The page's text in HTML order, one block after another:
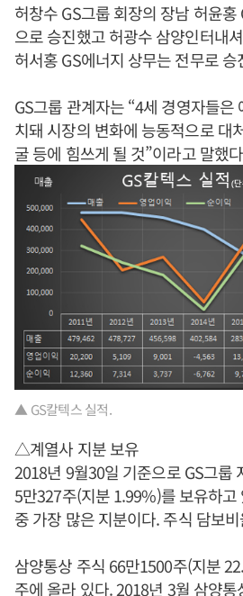
허창수 GS그룹 회장의 장남 허윤
으로 승진했고 허광수 삼양인터내
허서홍 GS에너지 상무는 전무로 승
GS그룹 관계자는 “4세 경영자들은
치돼 시장의 변화에 능동적으로 대
굴 등에 힘쓰게 될 것”이라고 말했
▲ GS칼텍스 실적.
△계열사 지분 보유
2018년 9월30일 기준으로 GS그룹
5만327주(지분 1.99%)를 보유하고
중 가장 많은 지분이다. 주식 담보
삼양통상 주식 66만1500주(지분
주에 올라 있다. 2018년 3월 삼양